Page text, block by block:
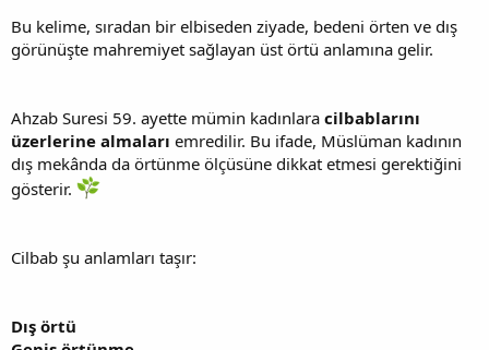
Bu kelime, sıradan bir elbiseden ziyade, bedeni örten ve dış
görünüşte mahremiyet sağlayan üst örtü anlamına gelir.
Ahzab Suresi 59. ayette mümin kadınlara cilbablarını
üzerlerine almaları emredilir. Bu ifade, Müslüman kadının
dış mekânda da örtünme ölçüsüne dikkat etmesi gerektiğini
gösterir.
Cilbab şu anlamları taşır:
Dış örtü